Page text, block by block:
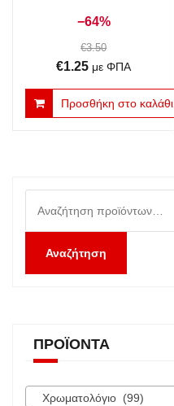
−64%
€3.50
Original
price
was:
€1.25Η
τρέχουσα
τιμή
με ΦΠΑ
Προσθήκη στο καλάθι
για:
Αναζήτηση
ΠΡΟΪΌΝΤΑ
Χρωματολόγιο (99)